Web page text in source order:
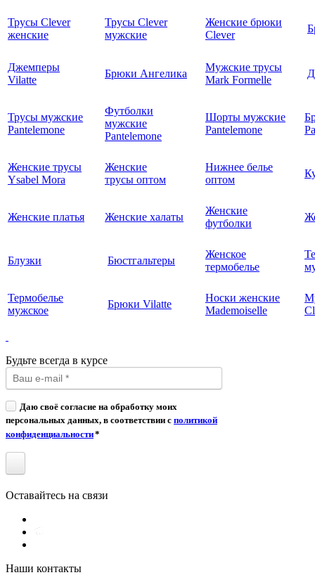
Трусы Clever
женские
Трусы Clever
мужские
Женские брюки
Clever
Джемперы
Vilatte
Брюки Ангелика
Мужские трусы
Mark Formelle
Трусы мужские
Pantelemone
Футболки
мужские
Pantelemone
Шорты мужские
Pantelemone
Женские трусы
Ysabel Mora
Женские
трусы оптом
Нижнее белье
оптом
Женские платья Женские халаты
Женские
футболки
Блузки Бюстгальтеры
Женское
термобелье
Термобелье
мужское
Брюки Vilatte
Носки женские
Mademoiselle
Будьте всегда в курсе
Даю своё согласие на обработку моих
персональных данных, в соответствии с политикой
конфиденциальности*
Оставайтесь на связи
Наши контакты